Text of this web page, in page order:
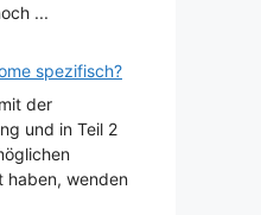
...
spezifisch?
der
und in Teil 2
haben, wenden